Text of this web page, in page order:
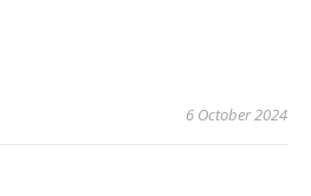
6 October 2024